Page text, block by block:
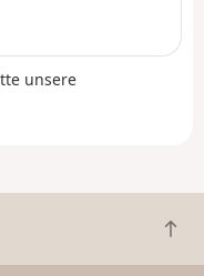
unsere
Z
u